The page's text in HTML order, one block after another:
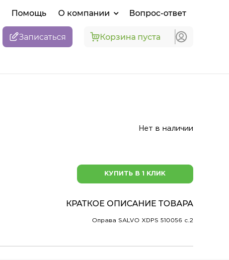
Помощь О компании Вопрос-ответ
Записаться Корзина пуста
Нет в наличии
КУПИТЬ В 1 КЛИК
КРАТКОЕ ОПИСАНИЕ ТОВАРА
Оправа SALVO XDPS 510056 c.2